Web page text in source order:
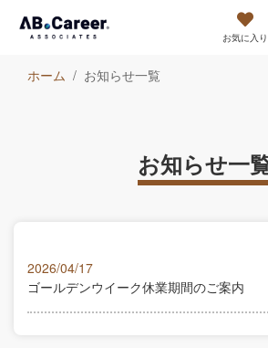
お気に入り
ホーム お知らせ一覧
お知らせ一
2026/04/17
ゴールデンウイーク休業期間のご案内